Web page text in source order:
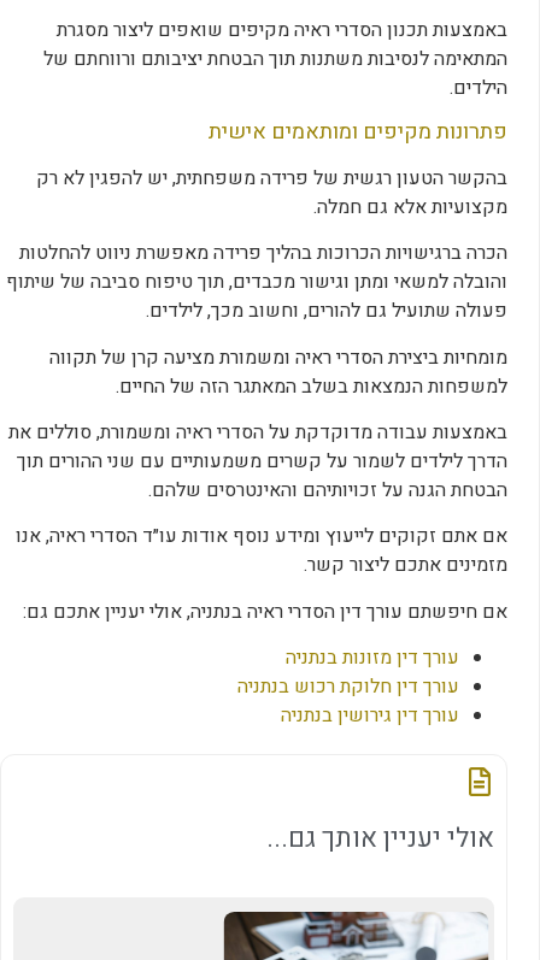
באמצעות תכנון הסדרי ראיה מקיפים שואפים ליצור מסגרת
המתאימה לנסיבות משתנות תוך הבטחת יציבותם ורווחתם של
הילדים.
פתרונות מקיפים ומותאמים אישית
בהקשר הטעון רגשית של פרידה משפחתית, יש להפגין לא רק
מקצועיות אלא גם חמלה.
הכרה ברגישויות הכרוכות בהליך פרידה מאפשרת ניווט להחלטות
והובלה למשאי ומתן וגישור מכבדים, תוך טיפוח סביבה של שיתוף
פעולה שתועיל גם להורים, וחשוב מכך, לילדים.
מומחיות ביצירת הסדרי ראיה ומשמורת מציעה קרן של תקווה
למשפחות הנמצאות בשלב המאתגר הזה של החיים.
באמצעות עבודה מדוקדקת על הסדרי ראיה ומשמורת, סוללים את
הדרך לילדים לשמור על קשרים משמעותיים עם שני ההורים תוך
הבטחת הגנה על זכויותיהם והאינטרסים שלהם.
אם אתם זקוקים לייעוץ ומידע נוסף אודות עו״ד הסדרי ראיה, אנו
מזמינים אתכם ליצור קשר.
אם חיפשתם עורך דין הסדרי ראיה בנתניה, אולי יעניין אתכם גם:
עורך דין מזונות בנתניה
עורך דין חלוקת רכוש בנתניה
עורך דין גירושין בנתניה
אולי יעניין אותך גם...